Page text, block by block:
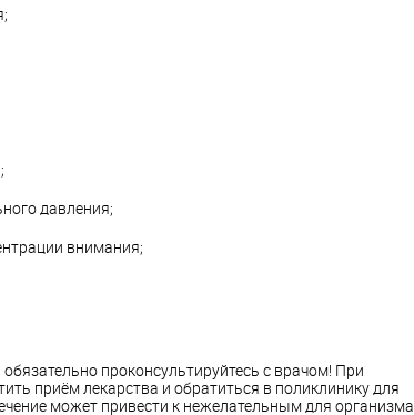
давления;
внимания;
проконсультируйтесь с врачом! При
приём лекарства и обратиться в поликлинику для
может привести к нежелательным для организма